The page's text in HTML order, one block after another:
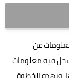
عن
فيه معلومات